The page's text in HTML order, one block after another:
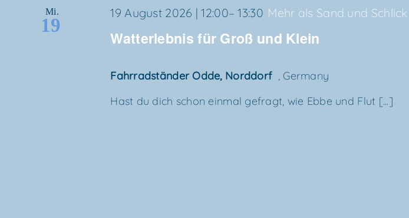
Mi.
19
Wat­t­er­leb­nis für Groß und Klein
19 August 2026 | 12:00–13:30 Mehr als Sand und Schlick
Fahr­rad­stän­der Odde, Norddorf , Germany
Hast du dich schon ein­mal gefragt, wie Ebbe und Flut [...]